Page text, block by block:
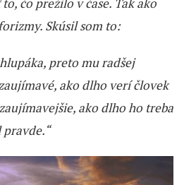
Skúsil som to:
preto mu radšej
ako dlho verí človek
ako dlho ho treba